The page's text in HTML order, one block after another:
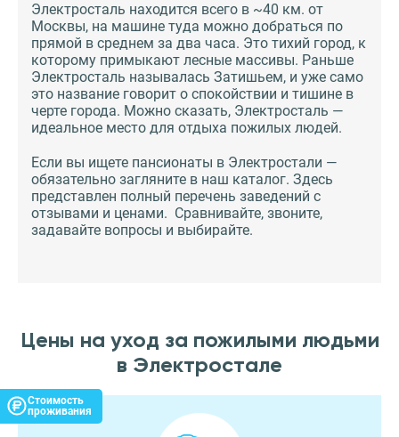
Электросталь находится всего в ~40 км. от
Москвы, на машине туда можно добраться по
прямой в среднем за два часа. Это тихий город, к
которому примыкают лесные массивы. Раньше
Электросталь называлась Затишьем, и уже само
это название говорит о спокойствии и тишине в
черте города. Можно сказать, Электросталь —
идеальное место для отдыха пожилых людей.
Если вы ищете пансионаты в Электростали —
обязательно загляните в наш каталог. Здесь
представлен полный перечень заведений с
отзывами и ценами. Сравнивайте, звоните,
задавайте вопросы и выбирайте.
Цены на уход за пожилыми людьми
в Электростале
Стоимость
проживания